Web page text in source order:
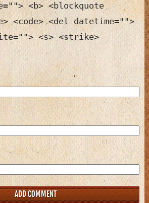
<b> <blockquote
<code> <del datetime="">
<s> <strike>